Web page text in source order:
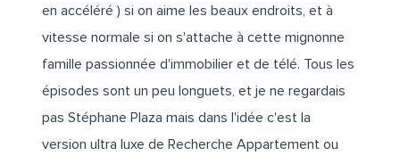
en accéléré ) si on aime les beaux endroits, et à
vitesse normale si on s'attache à cette mignonne
famille passionnée d'immobilier et de télé. Tous les
épisodes sont un peu longuets, et je ne regardais
pas Stéphane Plaza mais dans l'idée c'est la
version ultra luxe de Recherche Appartement ou